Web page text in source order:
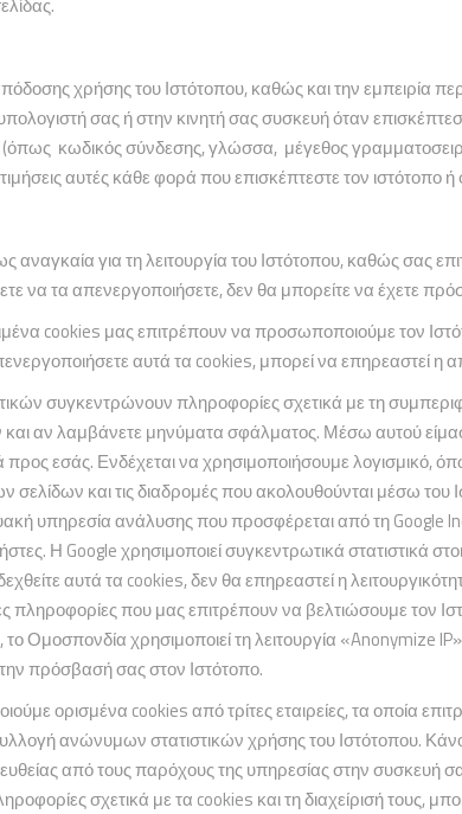
χρήσης του Ιστότοπου, καθώς και την εμπειρία
σας ή στην κινητή σας συσκευή όταν
(όπως κωδικός σύνδεσης, γλώσσα, μέγεθος
αυτές κάθε φορά που επισκέπτεστε τον ιστότοπο ή
αναγκαία για τη λειτουργία του Ιστότοπου, καθώς σας
να τα απενεργοποιήσετε, δεν θα μπορείτε να έχετε
cookies μας επιτρέπουν να προσωποποιούμε τον
αυτά τα cookies, μπορεί να επηρεαστεί η
συγκεντρώνουν πληροφορίες σχετικά με τη
και αν λαμβάνετε μηνύματα σφάλματος. Μέσω αυτού
προς εσάς. Ενδέχεται να χρησιμοποιήσουμε λογισμικό,
σελίδων και τις διαδρομές που ακολουθούνται μέσω
υπηρεσία ανάλυσης που προσφέρεται από τη Google
Η Google χρησιμοποιεί συγκεντρωτικά στατιστικά
αυτά τα cookies, δεν θα επηρεαστεί η
που μας επιτρέπουν να βελτιώσουμε τον
Ομοσπονδία χρησιμοποιεί τη λειτουργία «Anonymize
πρόσβασή σας στον Ιστότοπο.
ορισμένα cookies από τρίτες εταιρείες, τα οποία
ανώνυμων στατιστικών χρήσης του Ιστότοπου.
από τους παρόχους της υπηρεσίας στην συσκευή
σχετικά με τα cookies και τη διαχείρισή τους,